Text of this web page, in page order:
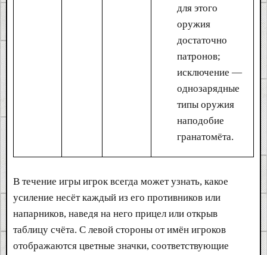
для этого
оружия
достаточно
патронов;
исключение —
однозарядные
типы оружия
наподобие
гранатомёта.
В течение игры игрок всегда может узнать, какое
усиление несёт каждый из его противников или
напарников, наведя на него прицел или открыв
таблицу счёта. С левой стороны от имён игроков
отображаются цветные значки, соответствующие